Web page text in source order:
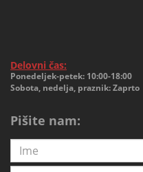
Delovni čas:
Ponedeljek-petek: 10:00-18:00
Sobota, nedelja, praznik: Zaprto
Pišite nam: